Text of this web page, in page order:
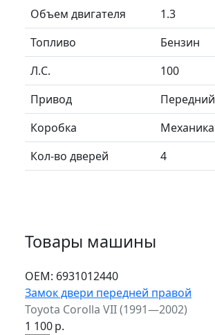
Объем двигателя
1.3
Топливо
Бензин
Л.C.
100
Привод
Передний
Коробка
Механика
Кол-во дверей
4
Товары машины
ОЕМ: 6931012440
Замок двери передней правой
Toyota Corolla VII (1991—2002)
1 100р.